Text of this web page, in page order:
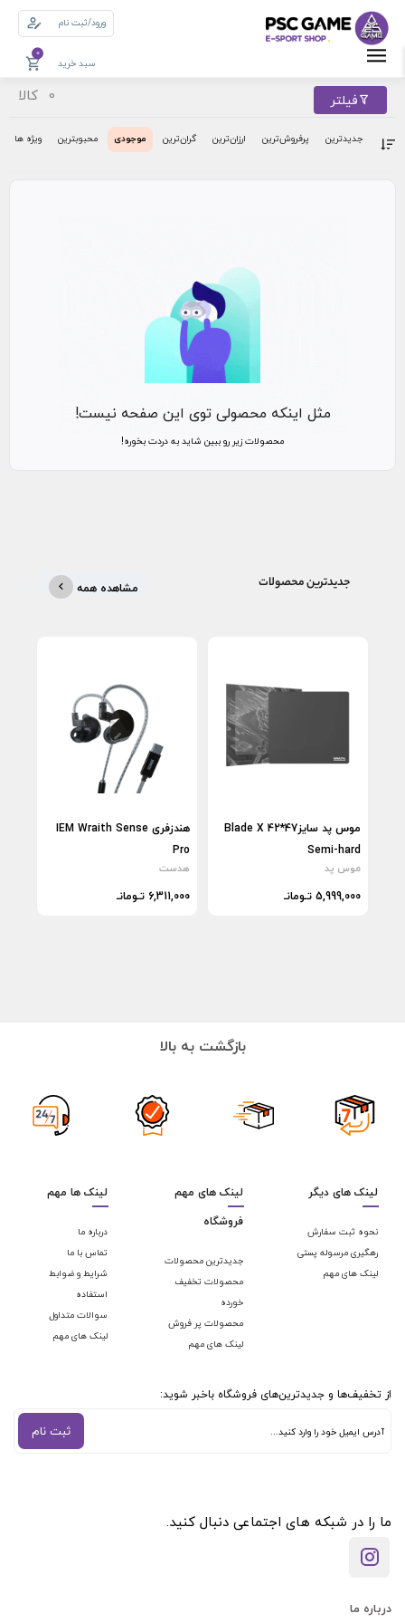
ورود/ثبت نام
سبد خرید
0
فیلتر 0 کالا
جدیدترین پرفروش‌ترین‌ ارزان‌ترین گران‌ترین موجودی محبوبترین ویژه ها
مثل اینکه محصولی توی این صفحه نیست!
محصولات زیر رو ببین شاید به دردت بخوره!
جدیدترین محصولات مشاهده همه
موس پد سایز47*42 Blade X
Semi-hard
موس پد
5,999,000 تـومانـ
هندزفری IEM Wraith Sense
Pro
هدست
6,311,000 تـومانـ
بازگشت به بالا
لینک های دیگر
نحوه ثبت سفارش
رهگیری مرسوله پستی
لینک های مهم
لینک های مهم
فروشگاه
جدیدترین محصولات
محصولات تخفیف
خورده
محصولات پر فروش
لینک های مهم
لینک ها مهم
درباره ما
تماس با ما
شرایط و ضوابط
استفاده
سوالات متداول
لینک های مهم
از تخفیف‌ها و جدیدترین‌های فروشگاه باخبر شوید:
ثبت نام
ما را در شبکه های اجتماعی دنبال کنید.
درباره ما